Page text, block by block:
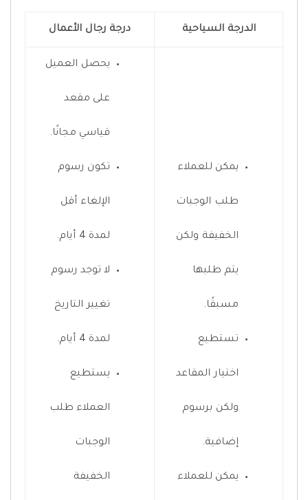
الدرجة السياحية درجة رجال الأعمال
يمكن للعملاء
طلب الوجبات
الخفيفة ولكن
يتم طلبها
مسبقًا.
تستطيع
اختيار المقاعد
ولكن برسوم
إضافية.
يمكن للعملاء
يحصل العميل
على مقعد
قياسي مجانًا.
تكون رسوم
الإلغاء أقل
لمدة 4 أيام.
لا توجد رسوم
تغيير التاريخ
لمدة 4 أيام.
يستطيع
العملاء طلب
الوجبات
الخفيفة